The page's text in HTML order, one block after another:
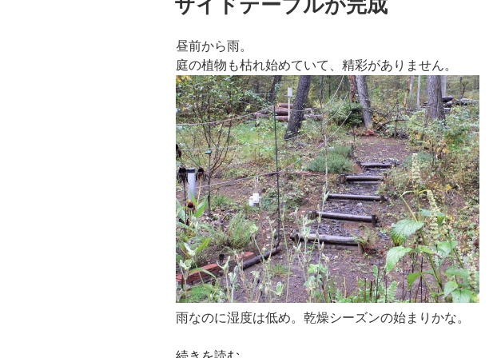
り”
日:
昼前から雨。
庭の植物も枯れ始めていて、精彩がありません。
雨なのに湿度は低め。乾燥シーズンの始まりかな。
“サ